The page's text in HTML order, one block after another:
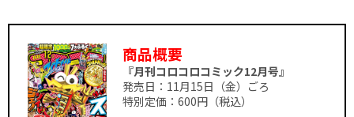
商品概要
『月刊コロコロコミック12月号』
発売日：11月15日（金）ごろ
特別定価：600円（税込）